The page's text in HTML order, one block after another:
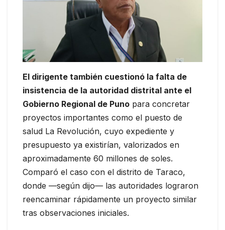
El dirigente también cuestionó la falta de
insistencia de la autoridad distrital ante el
Gobierno Regional de Puno para concretar
proyectos importantes como el puesto de
salud La Revolución, cuyo expediente y
presupuesto ya existirían, valorizados en
aproximadamente 60 millones de soles.
Comparó el caso con el distrito de Taraco,
donde —según dijo— las autoridades lograron
reencaminar rápidamente un proyecto similar
tras observaciones iniciales.